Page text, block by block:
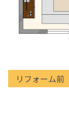
リフォーム前